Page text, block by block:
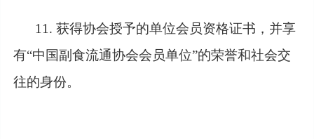
11. 获得协会授予的单位会员资格证书，并享
有“中国副食流通协会会员单位”的荣誉和社会交
往的身份。